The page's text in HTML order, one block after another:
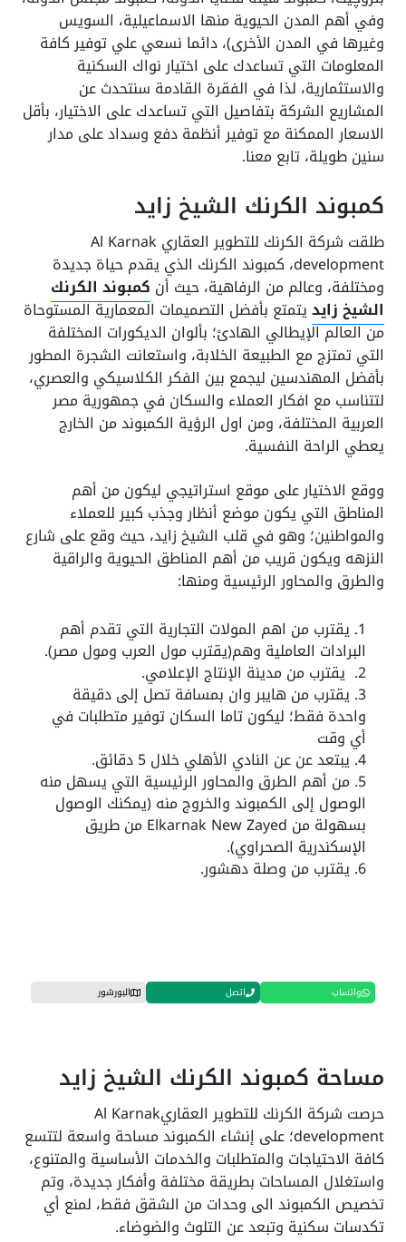
وفي أهم المدن الحيوية منها الاسماعيلية، السويس
وغيرها في المدن الأخرى)، دائما نسعي علي توفير كافة
المعلومات التي تساعدك على اختيار نواك السكنية
والاستثمارية، لذا في الفقرة القادمة سنتحدث عن
المشاريع الشركة بتفاصيل التي تساعدك على الاختيار، بأقل
الاسعار الممكنة مع توفير أنظمة دفع وسداد على مدار
سنين طويلة، تابع معنا.
كمبوند الكرنك الشيخ زايد
طلقت شركة الكرنك للتطوير العقاري Al Karnak
development، كمبوند الكرنك الذي يقدم حياة جديدة
ومختلفة، وعالم من الرفاهية، حيث أن كمبوند الكرنك
الشيخ زايديتمتع بأفضل التصميمات المعمارية المستوحاة
من العالم الإيطالي الهادئ؛ بألوان الديكورات المختلفة
التي تمتزج مع الطبيعة الخلابة، واستعانت الشجرة المطور
بأفضل المهندسين ليجمع بين الفكر الكلاسيكي والعصري،
لتتناسب مع افكار العملاء والسكان في جمهورية مصر
العربية المختلفة، ومن اول الرؤية الكمبوند من الخارج
يعطي الراحة النفسية.
ووقع الاختيار على موقع استراتيجي ليكون من أهم
المناطق التي يكون موضع أنظار وجذب كبير للعملاء
والمواطنين؛ وهو في قلب الشيخ زايد، حيث وقع على شارع
النزهه ويكون قريب من أهم المناطق الحيوية والراقية
والطرق والمحاور الرئيسية ومنها:
يقترب من اهم المولات التجارية التي تقدم أهم
البرادات العاملية وهم(يقترب مول العرب ومول مصر).
يقترب من مدينة الإنتاج الإعلامي.
يقترب من هايبر وان بمسافة تصل إلى دقيقة
واحدة فقط؛ ليكون تاما السكان توفير متطلبات في
أي وقت
يبتعد عن عن النادي الأهلي خلال 5 دقائق.
من أهم الطرق والمحاور الرئيسية التي يسهل منه
الوصول إلى الكمبوند والخروج منه (يمكنك الوصول
بسهولة من Elkarnak New Zayed من طريق
الإسكندرية الصحراوي).
يقترب من وصلة دهشور.
واتساب اتصل البورشور
مساحة كمبوند الكرنك الشيخ زايد
حرصت شركة الكرنك للتطوير العقاريAl Karnak
development؛ على إنشاء الكمبوند مساحة واسعة لتتسع
كافة الاحتياجات والمتطلبات والخدمات الأساسية والمتنوع،
واستغلال المساحات بطريقة مختلفة وأفكار جديدة، وتم
تخصيص الكمبوند الى وحدات من الشقق فقط، لمنع أي
تكدسات سكنية وتبعد عن التلوث والضوضاء.